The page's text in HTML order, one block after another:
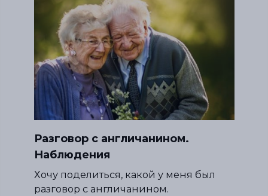
Разговор с англичанином.
Наблюдения
Хочу поделиться, какой у меня был
разговор с англичанином.